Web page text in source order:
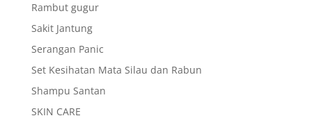
Rambut gugur
Sakit Jantung
Serangan Panic
Set Kesihatan Mata Silau dan Rabun
Shampu Santan
SKIN CARE